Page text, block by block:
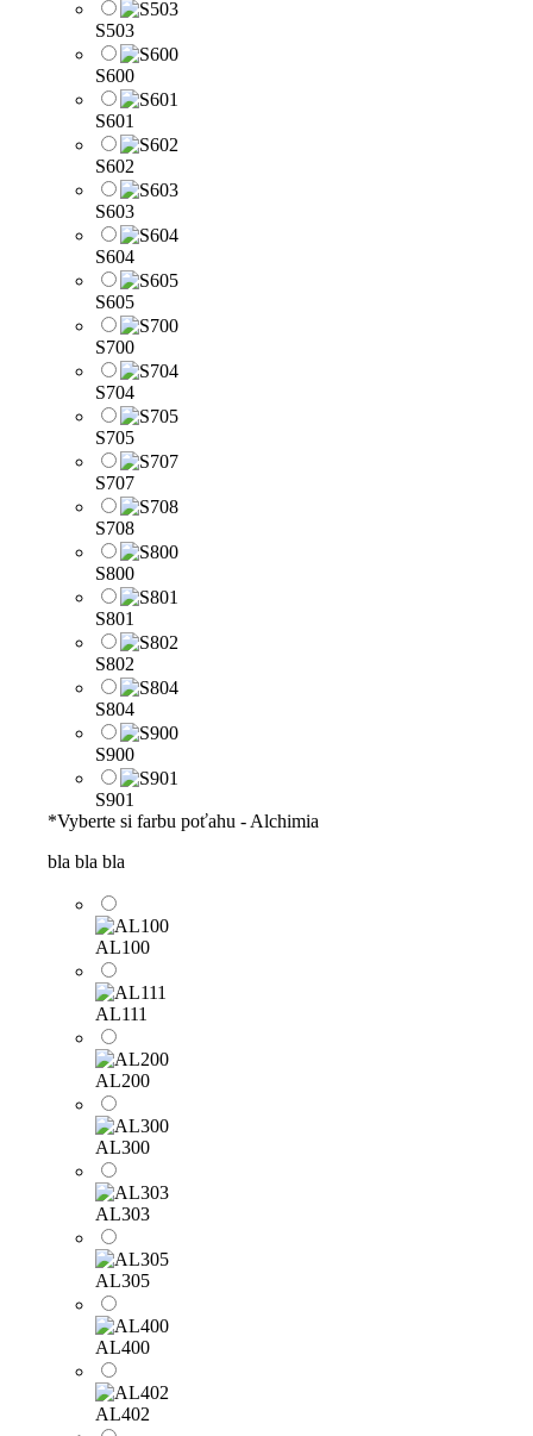
S503
S600
S601
S602
S603
S604
S605
S700
S704
S705
S707
S708
S800
S801
S802
S804
S900
S901
*Vyberte si farbu poťahu - Alchimia
bla bla bla
AL100
AL111
AL200
AL300
AL303
AL305
AL400
AL402